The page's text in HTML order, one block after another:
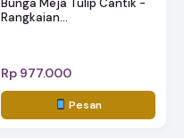
Bunga Meja Tulip Cantik -
Rangkaian...
Rp 977.000
Pesan